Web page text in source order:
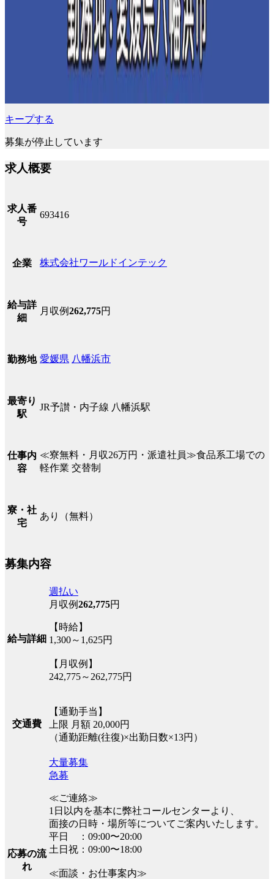
キープする
募集が停止しています
求人概要
求人番
号
693416
企業 株式会社ワールドインテック
給与詳
細
月収例262,775円
勤務地 愛媛県 八幡浜市
最寄り
駅
JR予讃・内子線 八幡浜駅
仕事内
容
≪寮無料・月収26万円・派遣社員≫食品系工場での
軽作業 交替制
寮・社
宅
あり（無料）
募集内容
給与詳細
週払い
月収例262,775円
【時給】
1,300～1,625円
【月収例】
242,775～262,775円
交通費
【通勤手当】
上限 月額 20,000円
（通勤距離(往復)×出勤日数×13円）
応募の流
れ
大量募集
急募
≪ご連絡≫
1日以内を基本に弊社コールセンターより、
面接の日時・場所等についてご案内いたします。
平日 ：09:00〜20:00
土日祝：09:00〜18:00
≪面談・お仕事案内≫